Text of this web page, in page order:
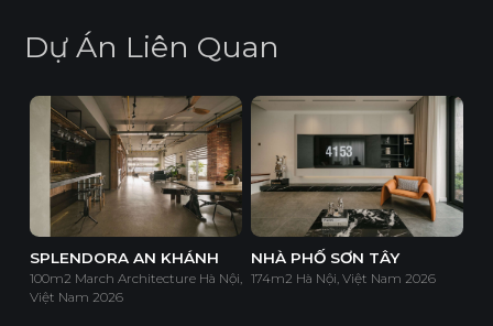
Dự Án Liên Quan
SPLENDORA AN KHÁNH
100m2 March Architecture Hà Nội,
Việt Nam 2026
NHÀ PHỐ SƠN TÂY
174m2 Hà Nội, Việt Nam 2026